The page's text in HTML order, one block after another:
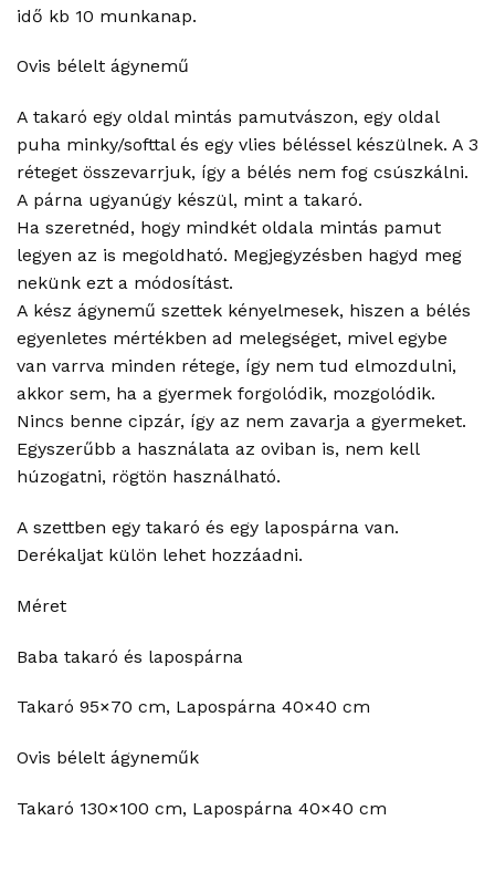
idő kb 10 munkanap.
Ovis bélelt ágynemű
A takaró egy oldal mintás pamutvászon, egy oldal
puha minky/softtal és egy vlies béléssel készülnek. A 3
réteget összevarrjuk, így a bélés nem fog csúszkálni.
A párna ugyanúgy készül, mint a takaró.
Ha szeretnéd, hogy mindkét oldala mintás pamut
legyen az is megoldható. Megjegyzésben hagyd meg
nekünk ezt a módosítást.
A kész ágynemű szettek kényelmesek, hiszen a bélés
egyenletes mértékben ad melegséget, mivel egybe
van varrva minden rétege, így nem tud elmozdulni,
akkor sem, ha a gyermek forgolódik, mozgolódik.
Nincs benne cipzár, így az nem zavarja a gyermeket.
Egyszerűbb a használata az oviban is, nem kell
húzogatni, rögtön használható.
A szettben egy takaró és egy lapospárna van.
Derékaljat külön lehet hozzáadni.
Méret
Baba takaró és lapospárna
Takaró 95×70 cm, Lapospárna 40×40 cm
Ovis bélelt ágyneműk
Takaró 130×100 cm, Lapospárna 40×40 cm